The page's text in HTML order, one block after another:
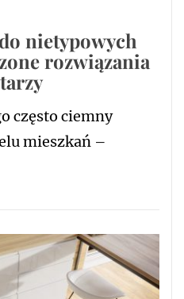
nietypowych
rozwiązania
często ciemny
mieszkań –